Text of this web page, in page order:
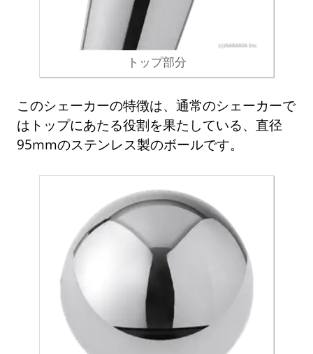
トップ部分
このシェーカーの特徴は、通常のシェーカーで
はトップにあたる役割を果たしている、直径
95mmのステンレス製のボールです。